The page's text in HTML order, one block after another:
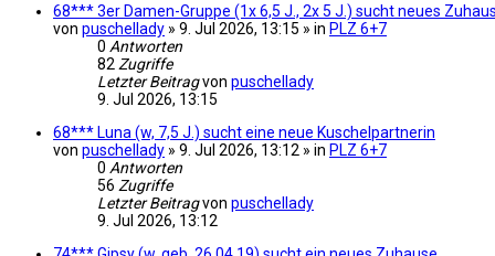
68*** 3er Damen-Gruppe (1x 6,5 J., 2x 5 J.) sucht neues
von puschellady » 9. Jul 2026, 13:15 » in PLZ 6+7
0 Antworten
82 Zugriffe
Letzter Beitragvon puschellady
9. Jul 2026, 13:15
68*** Luna (w, 7,5 J.) sucht eine neue Kuschelpartnerin
von puschellady » 9. Jul 2026, 13:12 » in PLZ 6+7
0 Antworten
56 Zugriffe
Letzter Beitragvon puschellady
9. Jul 2026, 13:12